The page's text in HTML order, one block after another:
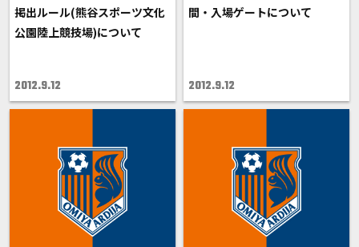
掲出ルール(熊谷スポーツ文化
公園陸上競技場)について
2012.9.12
間・入場ゲートについて
2012.9.12